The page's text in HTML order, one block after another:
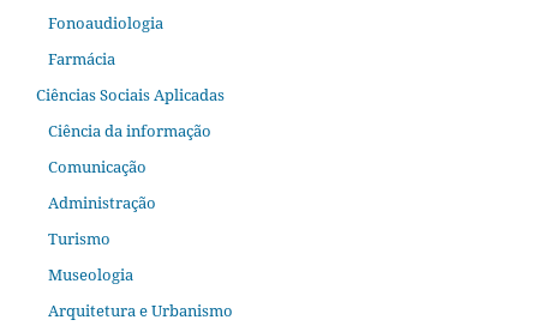
Fonoaudiologia
Farmácia
Ciências Sociais Aplicadas
Ciência da informação
Comunicação
Administração
Turismo
Museologia
Arquitetura e Urbanismo